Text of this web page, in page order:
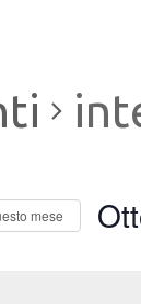
mese